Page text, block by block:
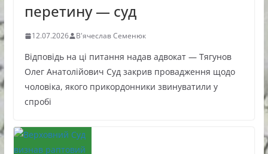
перетину — суд
12.07.2026 В'ячеслав Семенюк
Відповідь на ці питання надав адвокат — Тягунов
Олег Анатолійович Суд закрив провадження щодо
чоловіка, якого прикордонники звинуватили у
спробі